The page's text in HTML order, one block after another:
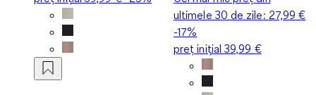
ultimele 30 de zile: 27,99 €
-17%
preț inițial39,99 €